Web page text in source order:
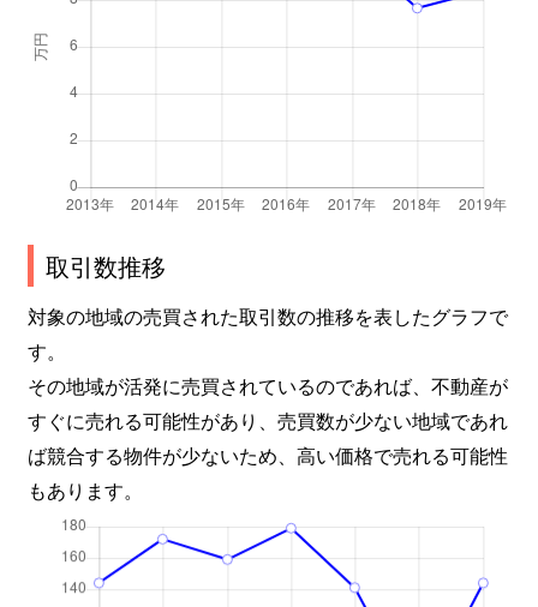
取引数推移
対象の地域の売買された取引数の推移を表したグラフで
す。
その地域が活発に売買されているのであれば、不動産が
すぐに売れる可能性があり、売買数が少ない地域であれ
ば競合する物件が少ないため、高い価格で売れる可能性
もあります。